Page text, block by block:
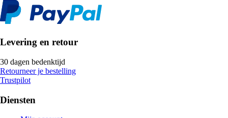
Levering en retour
30 dagen bedenktijd
Retourneer je bestelling
Trustpilot
Diensten